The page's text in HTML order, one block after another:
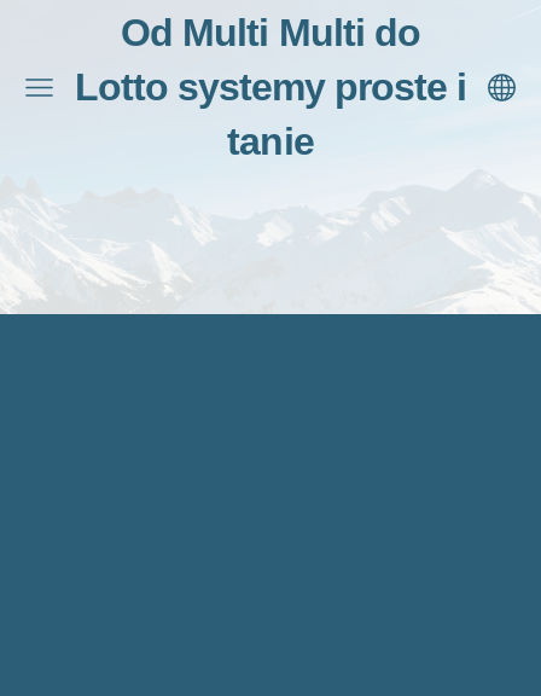
Od Multi Multi do
Lotto systemy proste i
tanie